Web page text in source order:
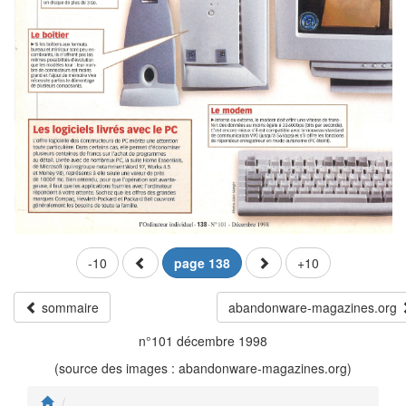
-10 page 138 +10
sommaire
abandonware-magazines.org
n°101 décembre 1998
(source des images : abandonware-magazines.org)